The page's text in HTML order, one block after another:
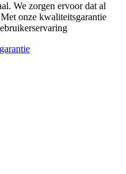
We zorgen ervoor dat al
onze kwaliteitsgarantie